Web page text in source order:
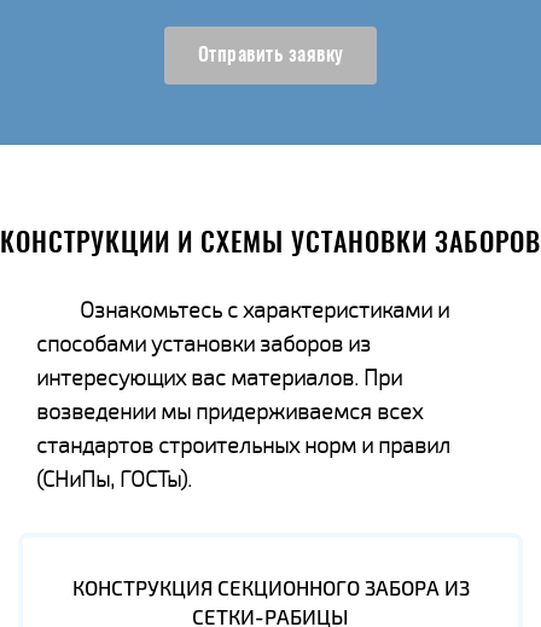
Отправить заявку
КОНСТРУКЦИИ И СХЕМЫ УСТАНОВКИ ЗАБОРОВ
Ознакомьтесь с характеристиками и
способами установки заборов из
интересующих вас материалов. При
возведении мы придерживаемся всех
стандартов строительных норм и правил
(СНиПы, ГОСТы).
КОНСТРУКЦИЯ СЕКЦИОННОГО ЗАБОРА ИЗ
СЕТКИ-РАБИЦЫ